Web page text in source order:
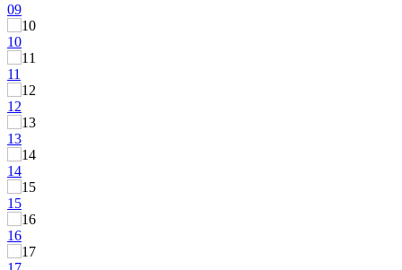
09
10
11
12
13
14
15
16